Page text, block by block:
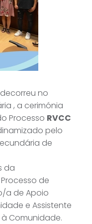
no
, a cerimónia
Processo RVCC
pelo
de
da
de
a de Apoio
e Assistente
Comunidade.